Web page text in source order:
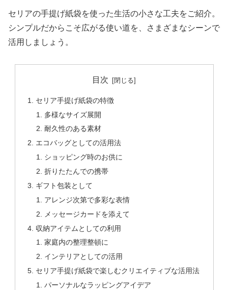
セリアの手提げ紙袋を使った生活の小さな工夫をご紹介。
シンプルだからこそ広がる使い道を、さまざまなシーンで
活用しましょう。
目次
セリア手提げ紙袋の特徴
多様なサイズ展開
耐久性のある素材
エコバッグとしての活用法
ショッピング時のお供に
折りたたんでの携帯
ギフト包装として
アレンジ次第で多彩な表情
メッセージカードを添えて
収納アイテムとしての利用
家庭内の整理整頓に
インテリアとしての活用
セリア手提げ紙袋で楽しむクリエイティブな活用法
パーソナルなラッピングアイデア